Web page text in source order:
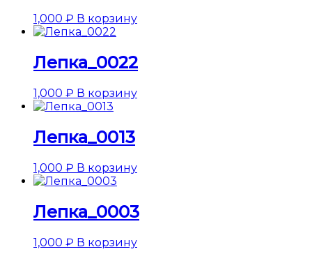
1,000 ₽ В корзину
Лепка_0022
1,000 ₽ В корзину
Лепка_0013
1,000 ₽ В корзину
Лепка_0003
1,000 ₽ В корзину